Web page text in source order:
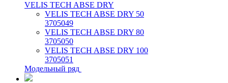
VELIS TECH ABSE DRY
VELIS TECH ABSE DRY 50
3705049
VELIS TECH ABSE DRY 80
3705050
VELIS TECH ABSE DRY 100
3705051
Модельный ряд